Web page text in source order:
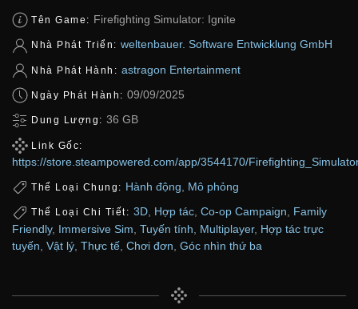
Tên Game: Firefighting Simulator: Ignite
Nhà Phát Triển: weltenbauer. Software Entwicklung GmbH
Nhà Phát Hành: astragon Entertainment
Ngày Phát Hành: 09/09/2025
Dung Lượng: 36 GB
Link Gốc:
https://store.steampowered.com/app/3544170/
Thể Loại Chung: Hành động Mô phỏng
Thể Loại Chi Tiết: 3D, Hợp tác, Co-op Campaign, Family
Friendly, Immersive Sim Tuyến tính Multiplayer, Hợp tác trực
tuyến Vật lý Thực tế Chơi đơn Góc nhìn thứ ba